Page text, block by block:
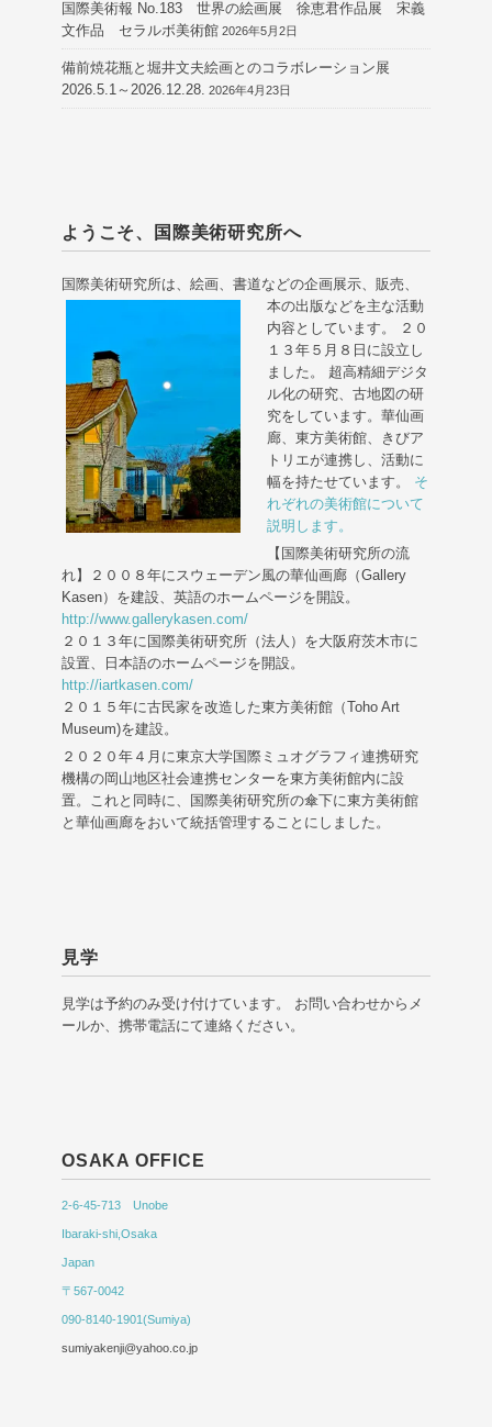
国際美術報 No.183 世界の絵画展 徐恵君作品展 宋義
文作品 セラルボ美術館 2026年5月2日
備前焼花瓶と堀井文夫絵画とのコラボレーション展
2026.5.1～2026.12.28. 2026年4月23日
ようこそ、国際美術研究所へ
国際美術研究所は、絵画、書道などの企画展示、販売、
本の出版などを主な活動
内容としています。 ２０
１３年５月８日に設立し
ました。 超高精細デジタ
ル化の研究、古地図の研
究をしています。華仙画
廊、東方美術館、きびア
トリエが連携し、活動に
幅を持たせています。 そ
れぞれの美術館について
説明します。
【国際美術研究所の流
れ】２００８年にスウェーデン風の華仙画廊（Gallery
Kasen）を建設、英語のホームページを開設。
http://www.gallerykasen.com/
２０１３年に国際美術研究所（法人）を大阪府茨木市に
設置、日本語のホームページを開設。
http://iartkasen.com/
２０１５年に古民家を改造した東方美術館（Toho Art
Museum)を建設。
２０２０年４月に東京大学国際ミュオグラフィ連携研究
機構の岡山地区社会連携センターを東方美術館内に設
置。これと同時に、国際美術研究所の傘下に東方美術館
と華仙画廊をおいて統括管理することにしました。
見学
見学は予約のみ受け付けています。 お問い合わせからメ
ールか、携帯電話にて連絡ください。
OSAKA OFFICE
2-6-45-713 Unobe
Ibaraki-shi,Osaka
Japan
〒567-0042
090-8140-1901(Sumiya)
sumiyakenji@yahoo.co.jp